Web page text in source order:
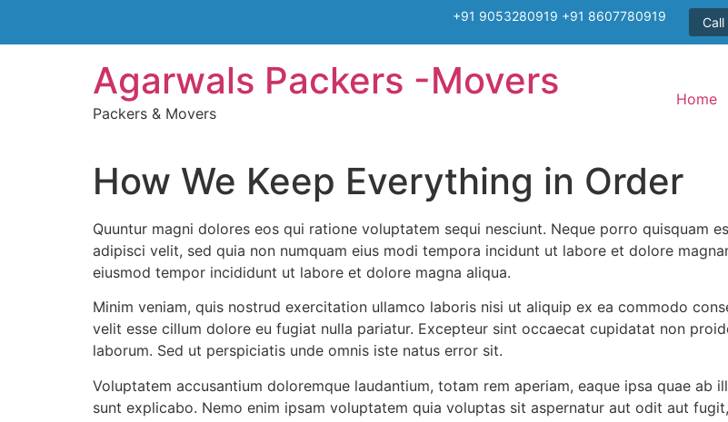
+91 9053280919 +91 8607780919
Agarwals Packers -Movers
Packers & Movers
Home
How We Keep Everything in Order
Quuntur magni dolores eos qui ratione voluptatem sequi nesciunt. Neque porro quisquam
adipisci velit, sed quia non numquam eius modi tempora incidunt ut labore et dolore
eiusmod tempor incididunt ut labore et dolore magna aliqua.
Minim veniam, quis nostrud exercitation ullamco laboris nisi ut aliquip ex ea commodo
velit esse cillum dolore eu fugiat nulla pariatur. Excepteur sint occaecat cupidatat non
laborum. Sed ut perspiciatis unde omnis iste natus error sit.
Voluptatem accusantium doloremque laudantium, totam rem aperiam, eaque ipsa quae
sunt explicabo. Nemo enim ipsam voluptatem quia voluptas sit aspernatur aut odit aut